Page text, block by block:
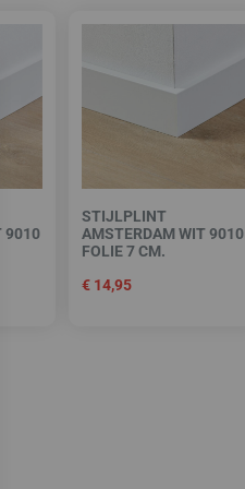
9010
STIJLPLINT
AMSTERDAM WIT 9010
FOLIE 7 CM.
€ 14,95